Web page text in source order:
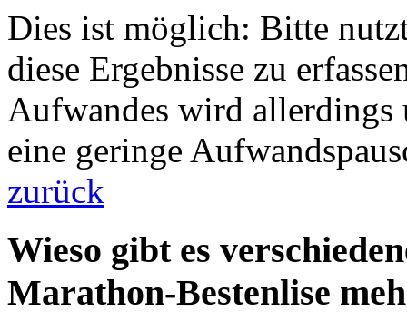
Dies ist möglich: Bitte
diese Ergebnisse zu
Aufwandes wird allerdings
eine geringe
zurück
Wieso gibt es
Marathon-Bestenlise